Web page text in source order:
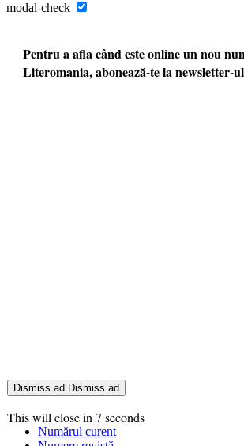
modal-check
Pentru a afla când este online un nou
Literomania, abonează-te la newsletter-
Dismiss ad Dismiss ad
This will close in7 seconds
Numărul curent